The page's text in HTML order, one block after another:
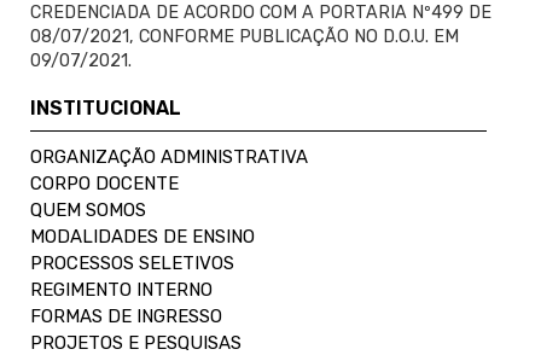
CREDENCIADA DE ACORDO COM A PORTARIA Nº499 DE
08/07/2021, CONFORME PUBLICAÇÃO NO D.O.U. EM
09/07/2021.
INSTITUCIONAL
ORGANIZAÇÃO ADMINISTRATIVA
CORPO DOCENTE
QUEM SOMOS
MODALIDADES DE ENSINO
PROCESSOS SELETIVOS
REGIMENTO INTERNO
FORMAS DE INGRESSO
PROJETOS E PESQUISAS